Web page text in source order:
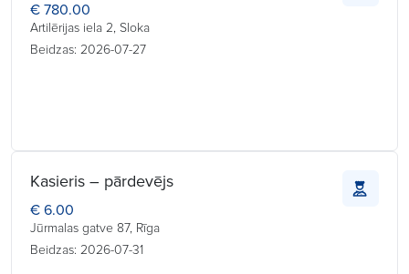
€ 780.00
Artilērijas iela 2, Sloka
Beidzas: 2026-07-27
Kasieris – pārdevējs
€ 6.00
Jūrmalas gatve 87, Rīga
Beidzas: 2026-07-31